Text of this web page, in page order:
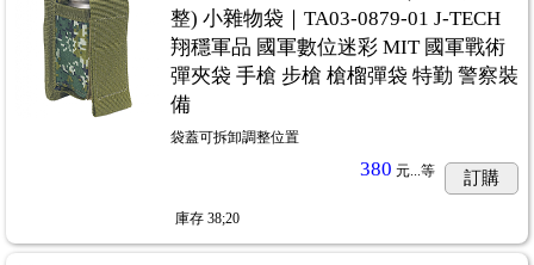
整) 小雜物袋｜TA03-0879-01 J-TECH
翔穩軍品 國軍數位迷彩 MIT 國軍戰術
彈夾袋 手槍 步槍 槍榴彈袋 特勤 警察裝
備
袋蓋可拆卸調整位置
380 元... 等 訂購
庫存 38;20